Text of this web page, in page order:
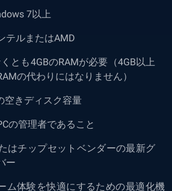
7以上
テルまたはAMD
とも4GBのRAMが必要（4GB以上
の代わりにはなりません）
空きディスク容量
の管理者であること
はチップセットベンダーの最新グ
ー
ム体験を快適にするための最適化機